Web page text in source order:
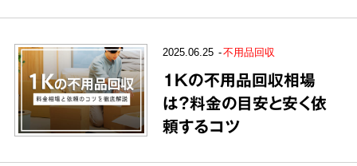
2025.06.25 不用品回収
1Kの不用品回収相場
は？料金の目安と安く依
頼するコツ